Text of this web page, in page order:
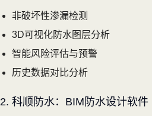
非破坏性渗漏检测
3D可视化防水图层分析
智能风险评估与预警
历史数据对比分析
2. 科顺防水：BIM防水设计软件